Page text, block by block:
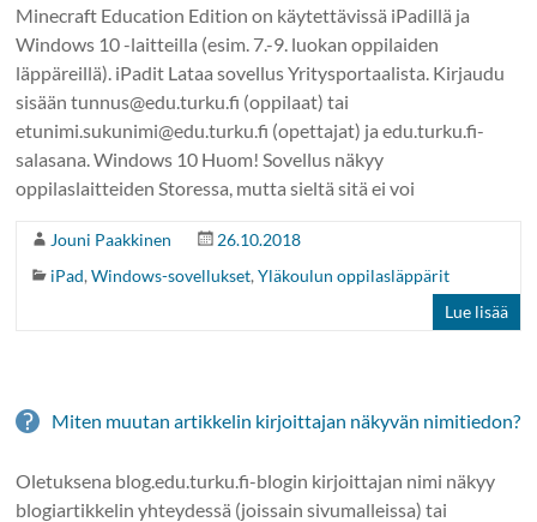
Minecraft Education Edition on käytettävissä iPadillä ja
Windows 10 -laitteilla (esim. 7.-9. luokan oppilaiden
läppäreillä). iPadit Lataa sovellus Yritysportaalista. Kirjaudu
sisään tunnus@edu.turku.fi (oppilaat) tai
etunimi.sukunimi@edu.turku.fi (opettajat) ja edu.turku.fi-
salasana. Windows 10 Huom! Sovellus näkyy
oppilaslaitteiden Storessa, mutta sieltä sitä ei voi
Jouni Paakkinen
26.10.2018
iPad,Windows-sovellukset,Yläkoulun oppilasläppärit
Lue lisää
Miten muutan artikkelin kirjoittajan näkyvän nimitiedon?
Oletuksena blog.edu.turku.fi-blogin kirjoittajan nimi näkyy
blogiartikkelin yhteydessä (joissain sivumalleissa) tai